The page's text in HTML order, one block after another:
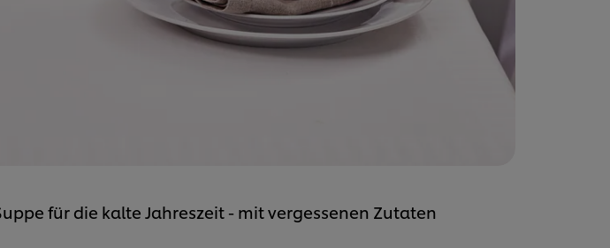
für die kalte Jahreszeit - mit vergessenen Zutaten